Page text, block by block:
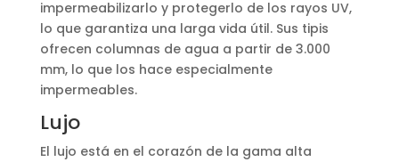
impermeabilizarlo y protegerlo de los rayos UV,
lo que garantiza una larga vida útil. Sus tipis
ofrecen columnas de agua a partir de 3.000
mm, lo que los hace especialmente
impermeables.
Lujo
El lujo está en el corazón de la gama alta